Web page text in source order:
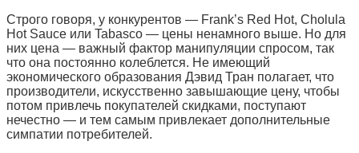
Строго говоря, у конкурентов — Frank’s Red Hot, Cholula
Hot Sauce или Tabasco — цены ненамного выше. Но для
них цена — важный фактор манипуляции спросом, так
что она постоянно колеблется. Не имеющий
экономического образования Дэвид Тран полагает, что
производители, искусственно завышающие цену, чтобы
потом привлечь покупателей скидками, поступают
нечестно — и тем самым привлекает дополнительные
симпатии потребителей.